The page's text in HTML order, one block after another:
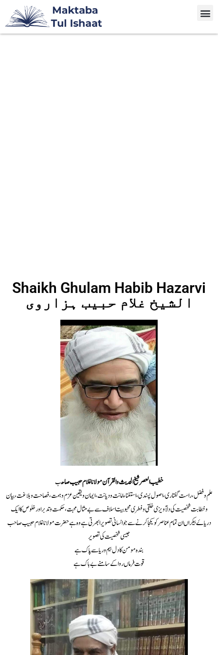
Shaikh Ghulam Habib Hazarvi
الشیخ غلام حبیب ہزاروی
خطیب العصر شیخ الحدیث والقرآن مولانا غلام حبیب صاحب
علم وفضل ، راست گفتاری، اصول پسندی ، استغناء امانت و دیانت ، ایمان ویقین عزم و ہمت ،فصاحت و بلاغت، بیان
و خطابت شخصیت کی دلآویزی خلقی و فطری محبوبیت اسلاف سے بے مثال محبت ، حکمت و تدبر اور خلوص کا ایک
دریاۓ بیکراں ان تمام عناصر کو یکجا کرنے سے جو انسانی تصویر ابھرتی ہے وہ ہے حضرت مولانا غلام حبیب صاحب
جیسی شخصیت کی تصویر
بندہ مومن کا دل بیم و ریا سے پاک ہے
قوت فرماں روا کے سامنے بے باک ہے